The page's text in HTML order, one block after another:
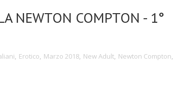
NEWTON COMPTON - 1°
, Erotico, Marzo 2018, New Adult, Newton Compton,